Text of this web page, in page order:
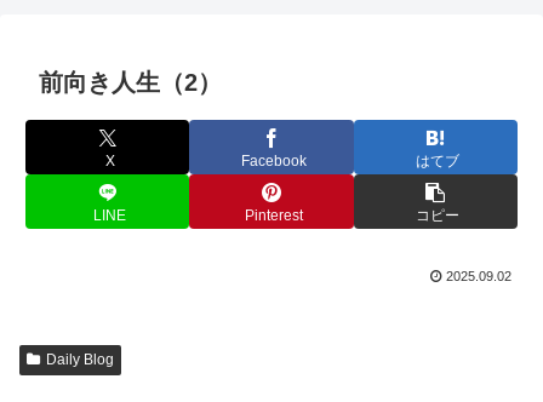
前向き人生（2）
X Facebook はてブ
LINE Pinterest コピー
2025.09.02
Daily Blog